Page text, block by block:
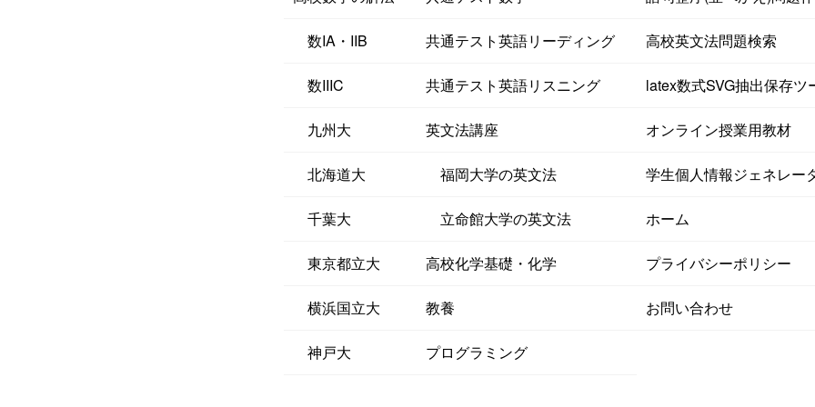
数IA・IIB
数IIIC
九州大
北海道大
千葉大
東京都立大
横浜国立大
神戸大
共通テスト英語リーディング
共通テスト英語リスニング
英文法講座
福岡大学の英文法
立命館大学の英文法
高校化学基礎・化学
教養
プログラミング
高校英文法問題検索
latex数式SVG抽出保存ツ
オンライン授業用教材
学生個人情報ジェネレー
ホーム
プライバシーポリシー
お問い合わせ